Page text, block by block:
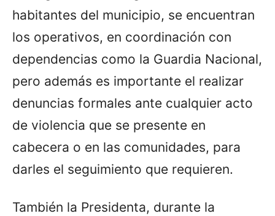
habitantes del municipio, se encuentran
los operativos, en coordinación con
dependencias como la Guardia Nacional,
pero además es importante el realizar
denuncias formales ante cualquier acto
de violencia que se presente en
cabecera o en las comunidades, para
darles el seguimiento que requieren.
También la Presidenta, durante la